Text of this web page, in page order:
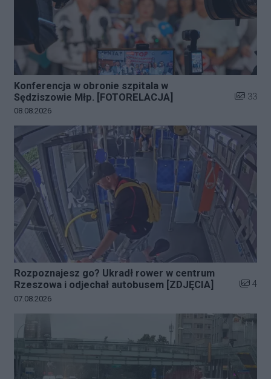
Konferencja w obronie szpitala w
Sędziszowie Młp. [FOTORELACJA]
Liczba
33
Data dodania galerii:
08.08.2026
Rozpoznajesz go? Ukradł rower w centrum
Rzeszowa i odjechał autobusem [ZDJĘCIA]
Liczba
4
Data dodania galerii:
07.08.2026